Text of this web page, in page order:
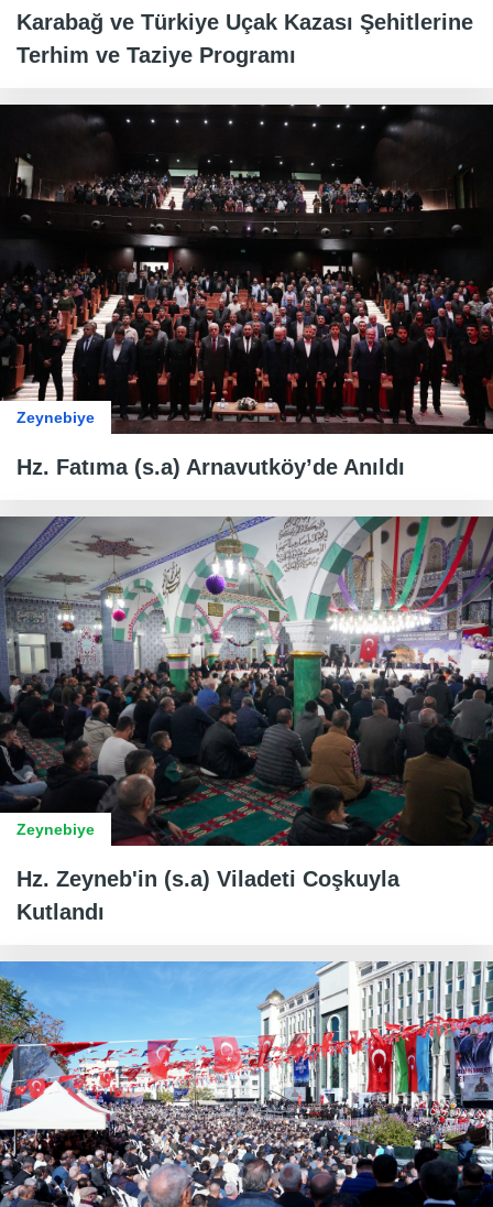
Karabağ ve Türkiye Uçak Kazası Şehitlerine
Terhim ve Taziye Programı
Zeynebiye
Hz. Fatıma (s.a) Arnavutköy’de Anıldı
Zeynebiye
Hz. Zeyneb'in (s.a) Viladeti Coşkuyla
Kutlandı